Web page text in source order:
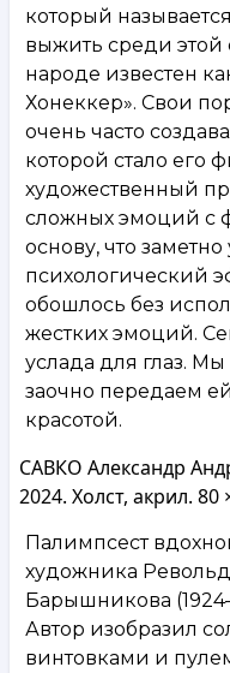
который
выжить среди этой
народе известен
Хонеккер». Свои
очень часто
которой стало его
художественный
сложных эмоций с
основу, что
психологический
обошлось без
жестких эмоций.
услада для глаз.
заочно передаем
красотой.
САВКО Александр
2024. Холст, акрил. 80
Палимпсест
художника
Барышникова
Автор изобразил
винтовками и